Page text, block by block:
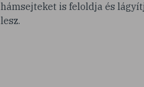
hámsejteket is feloldja és
lesz.